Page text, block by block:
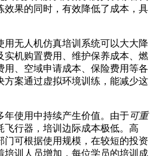
效果的同时，有效降低了成本，具
用无人机仿真培训系统可以大大降
实机购置费用、维护保养成本、燃
用、空域申请成本、保险费用等各
方案通过虚拟环境训练，能减少这
年使用中持续产生价值。由于可重
飞行器，培训边际成本极低。高
门可根据使用规模，在较短的投资
培训人员增加，每位学员的培训成